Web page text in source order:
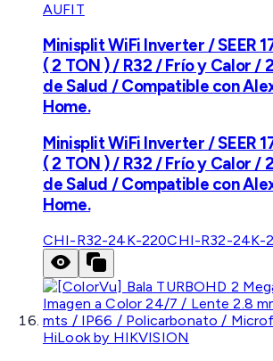
AUFIT
Minisplit WiFi Inverter / SEER
( 2 TON ) / R32 / Frío y Calor /
de Salud / Compatible con
Home.
Minisplit WiFi Inverter / SEER
( 2 TON ) / R32 / Frío y Calor /
de Salud / Compatible con
Home.
CHI-R32-24K-220CHI-R32-24K-
HiLook by HIKVISION